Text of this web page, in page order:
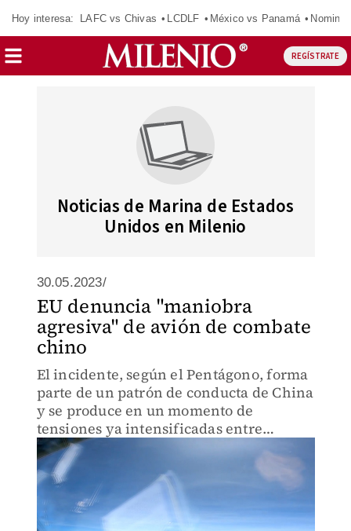
Hoy interesa: LAFC vs Chivas LCDLF México vs Panamá
REGÍSTRATE
Noticias de Marina de Estados
Unidos en Milenio
30.05.2023/
EU denuncia "maniobra
agresiva" de avión de combate
chino
El incidente, según el Pentágono, forma
parte de un patrón de conducta de China
y se produce en un momento de
tensiones ya intensificadas entre
Washington y Pekín.